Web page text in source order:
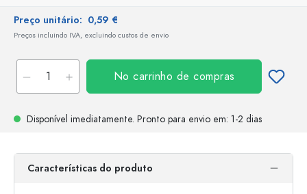
Preço unitário: 0,59 €
Preços incluindo IVA, excluindo custos de envio
No carrinho de compras
Disponível imediatamente. Pronto para envio em: 1-2 dias
Características do produto